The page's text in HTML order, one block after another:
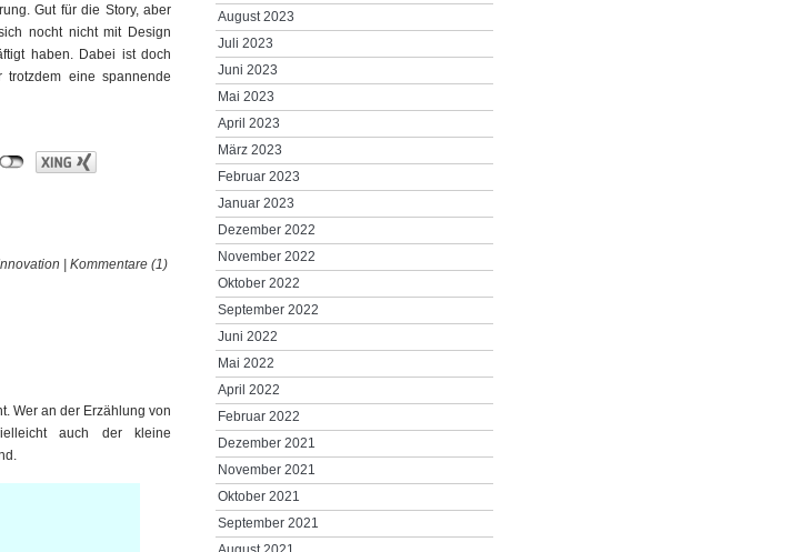
Gut für die Story, aber
nocht nicht mit Design
haben. Dabei ist doch
eine spannende
| Kommentare (1)
Wer an der Erzählung von
auch der kleine
August 2023
Juli 2023
Juni 2023
Mai 2023
April 2023
März 2023
Februar 2023
Januar 2023
Dezember 2022
November 2022
Oktober 2022
September 2022
Juni 2022
Mai 2022
April 2022
Februar 2022
Dezember 2021
November 2021
Oktober 2021
September 2021